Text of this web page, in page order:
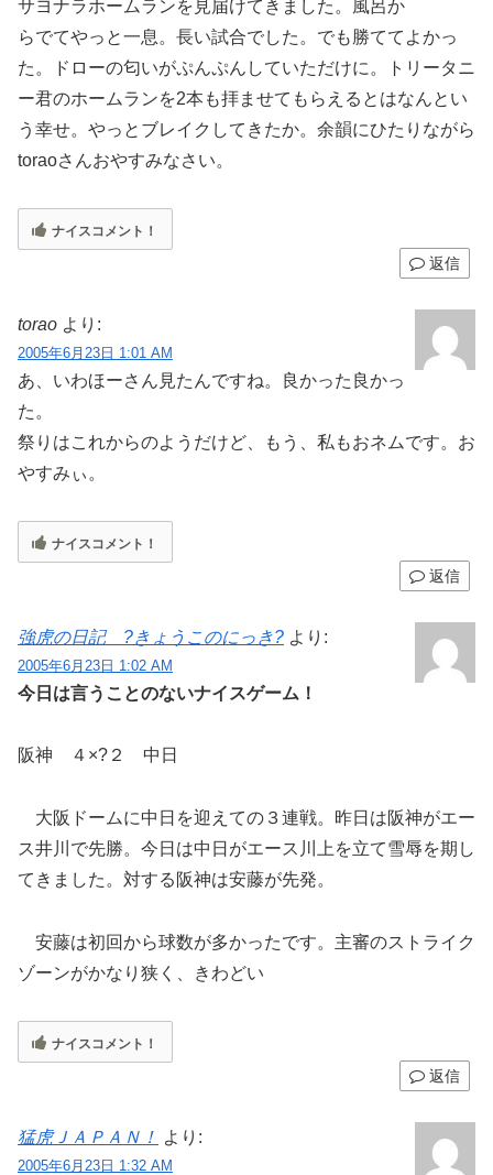
サヨナラホームランを見届けてきました。風呂か
らでてやっと一息。長い試合でした。でも勝ててよかっ
た。ドローの匂いがぷんぷんしていただけに。トリータニ
ー君のホームランを2本も拝ませてもらえるとはなんとい
う幸せ。やっとブレイクしてきたか。余韻にひたりながら
toraoさんおやすみなさい。
ナイスコメント！
返信
torao より:
2005年6月23日 1:01 AM
あ、いわほーさん見たんですね。良かった良かっ
た。
祭りはこれからのようだけど、もう、私もおネムです。お
やすみぃ。
ナイスコメント！
返信
強虎の日記 ?きょうこのにっき? より:
2005年6月23日 1:02 AM
今日は言うことのないナイスゲーム！
阪神 ４×?２ 中日
大阪ドームに中日を迎えての３連戦。昨日は阪神がエー
ス井川で先勝。今日は中日がエース川上を立て雪辱を期し
てきました。対する阪神は安藤が先発。
安藤は初回から球数が多かったです。主審のストライク
ゾーンがかなり狭く、きわどい
ナイスコメント！
返信
猛虎ＪＡＰＡＮ！ より:
2005年6月23日 1:32 AM